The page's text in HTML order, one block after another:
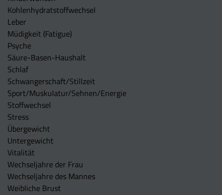
Kohlenhydratstoffwechsel
Leber
Müdigkeit (Fatigue)
Psyche
Säure-Basen-Haushalt
Schlaf
Schwangerschaft/Stillzeit
Sport/Muskulatur/Sehnen/Energie
Stoffwechsel
Stress
Übergewicht
Untergewicht
Vitalität
Wechseljahre der Frau
Wechseljahre des Mannes
Weibliche Brust